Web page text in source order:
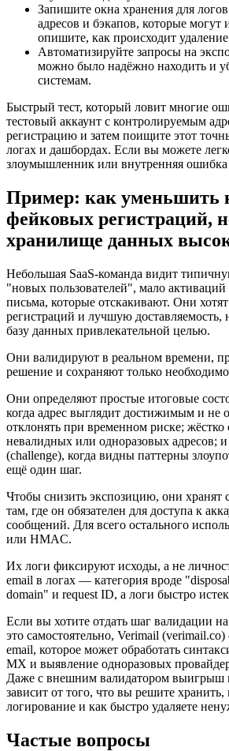
Запишите окна хранения для
адресов и бэкапов, которые могут
опишите, как происходит
Автоматизируйте запросы на
можно было надёжно находить и
системам.
Быстрый тест, который ловит многие
тестовый аккаунт с контролируемым
регистрацию и затем поищите этот
логах и дашбордах. Если вы можете
злоумышленник или внутренняя
Пример: как уменьшить
фейковых регистраций,
хранилище данных
Небольшая SaaS‑команда видит
"новых пользователей", мало
письма, которые отскакивают. Они
регистраций и лучшую доставляемость,
базу данных привлекательной целью.
Они валидируют в реальном времени,
решение и сохраняют только
Они определяют простые итоговые
когда адрес выглядит достижимым и не
отклонять при временном риске; жёстко
невалидных или одноразовых адресов; и
(challenge), когда видны паттерны
ещё один шаг.
Чтобы снизить экспозицию, они хранят
там, где он обязателен для доступа к
сообщений. Для всего остального
или HMAC.
Их логи фиксируют исходы, а не
email в логах — категория вроде
domain" и request ID, а логи быстро
Если вы хотите отдать шаг валидации на
это самостоятельно, Verimail
email, которое может обработать
MX и выявление одноразовых
Даже с внешним валидатором выигрыш
зависит от того, что вы решите хранить,
логирование и как быстро удаляете
Частые вопросы